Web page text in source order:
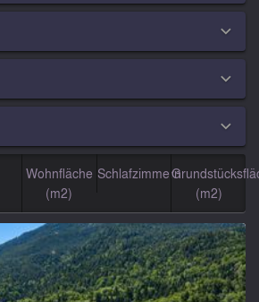



Wohnfläche
(m2)
Schlafzimmern
(m2)